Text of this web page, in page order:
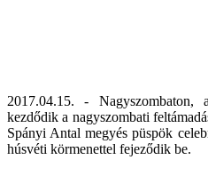
2017.04.15. - Nagyszombaton,
kezdődik a nagyszombati
Spányi Antal megyés püspök
húsvéti körmenettel fejeződik be.